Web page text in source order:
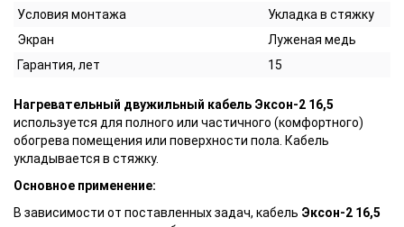
Условия монтажа
Укладка в стяжку
Экран
Луженая медь
Гарантия, лет
15
Нагревательный двужильный кабель Эксон-2 16,5
используется для полного или частичного (комфортного)
обогрева помещения или поверхности пола. Кабель
укладывается в стяжку.
Основное применение:
В зависимости от поставленных задач, кабель Эксон-2 16,5